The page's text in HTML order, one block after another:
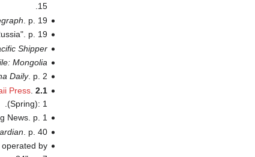
15.
. p. 19.
p. 19.
Shipper
Mongolia
Daily. p. 2.
Press. 2.1
(Spring): 1.
News. p. 1.
. p. 40.
by